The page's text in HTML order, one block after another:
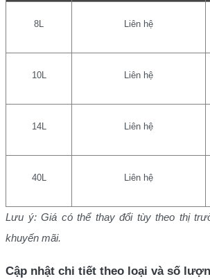
8L Liên hệ
10L Liên hệ
14L Liên hệ
40L Liên hệ
Lưu ý: Giá có thể thay đổi tùy theo thị
khuyến mãi.
Cập nhật chi tiết theo loại và số